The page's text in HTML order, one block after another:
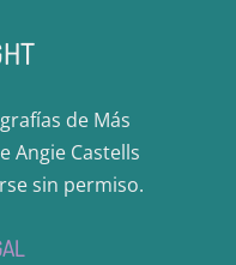
de Más
Angie Castells
sin permiso.